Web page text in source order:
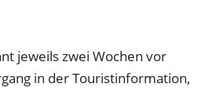
jeweils zwei Wochen vor
in der Touristinformation,